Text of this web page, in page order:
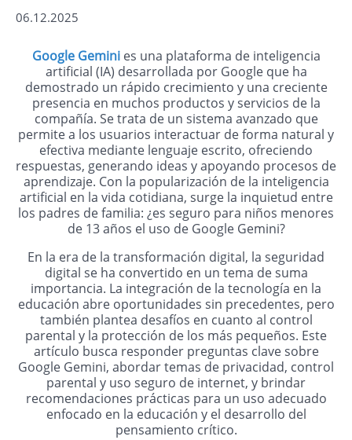
06.12.2025
Google Gemini es una plataforma de inteligencia
artificial (IA) desarrollada por Google que ha
demostrado un rápido crecimiento y una creciente
presencia en muchos productos y servicios de la
compañía. Se trata de un sistema avanzado que
permite a los usuarios interactuar de forma natural y
efectiva mediante lenguaje escrito, ofreciendo
respuestas, generando ideas y apoyando procesos de
aprendizaje. Con la popularización de la inteligencia
artificial en la vida cotidiana, surge la inquietud entre
los padres de familia: ¿es seguro para niños menores
de 13 años el uso de Google Gemini?
En la era de la transformación digital, la seguridad
digital se ha convertido en un tema de suma
importancia. La integración de la tecnología en la
educación abre oportunidades sin precedentes, pero
también plantea desafíos en cuanto al control
parental y la protección de los más pequeños. Este
artículo busca responder preguntas clave sobre
Google Gemini, abordar temas de privacidad, control
parental y uso seguro de internet, y brindar
recomendaciones prácticas para un uso adecuado
enfocado en la educación y el desarrollo del
pensamiento crítico.